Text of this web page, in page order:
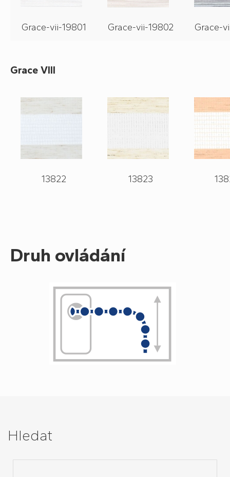
Grace-vii-19801 Grace-vii-19802 Grace-
Grace VIII
13822 13823
Druh ovládání
Hledat